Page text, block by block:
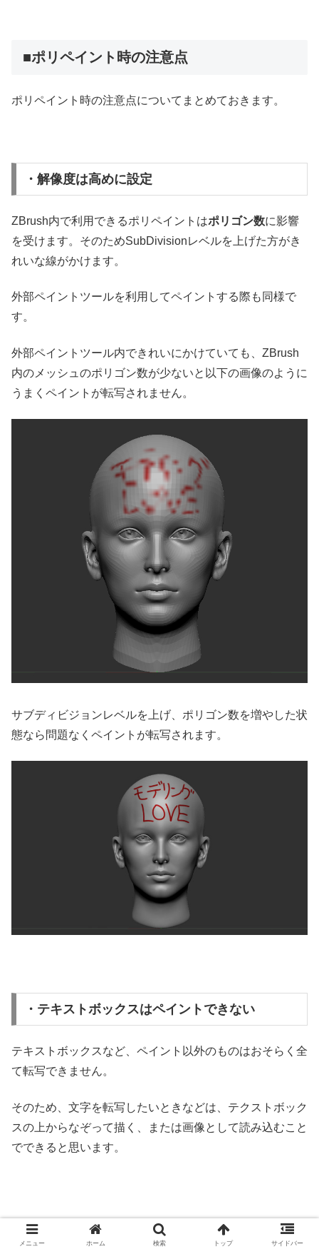
■ポリペイント時の注意点
ポリペイント時の注意点についてまとめておきます。
・解像度は高めに設定
ZBrush内で利用できるポリペイントはポリゴン数に影響
を受けます。そのためSubDivisionレベルを上げた方がき
れいな線がかけます。
外部ペイントツールを利用してペイントする際も同様で
す。
外部ペイントツール内できれいにかけていても、ZBrush
内のメッシュのポリゴン数が少ないと以下の画像のように
うまくペイントが転写されません。
サブディビジョンレベルを上げ、ポリゴン数を増やした状
態なら問題なくペイントが転写されます。
・テキストボックスはペイントできない
テキストボックスなど、ペイント以外のものはおそらく全
て転写できません。
そのため、文字を転写したいときなどは、テクストボック
スの上からなぞって描く、または画像として読み込むこと
でできると思います。
メニュー ホーム 検索 トップ サイドバー